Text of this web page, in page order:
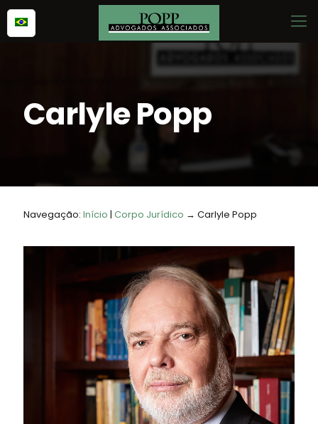
Carlyle Popp
Navegação: Início | Corpo Jurídico → Carlyle Popp